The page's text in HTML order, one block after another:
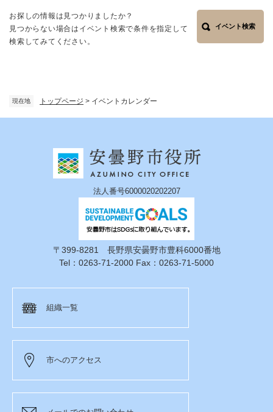
現在地 トップページ > イベントカレンダー
お探しの情報は見つかりましたか？
見つからない場合はイベント検索で条件を指定して
検索してみてください。
イベント検索
法人番号6000020202207
〒399-8281 長野県安曇野市豊科6000番地
Tel：0263-71-2000 Fax：0263-71-5000
組織一覧
市へのアクセス